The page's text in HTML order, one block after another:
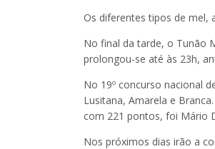
Os diferentes tipos de mel,
No final da tarde, o Tunão
prolongou-se até às 23h,
No 19º concurso nacional
Lusitana, Amarela e
com 221 pontos, foi Mário
Nos próximos dias irão a